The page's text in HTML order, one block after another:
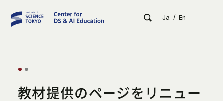
Ja / En
教材提供のページをリニュー